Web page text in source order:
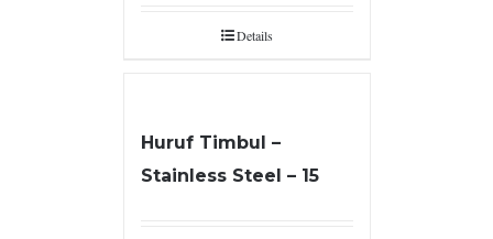
Details
Huruf Timbul –
Stainless Steel – 15